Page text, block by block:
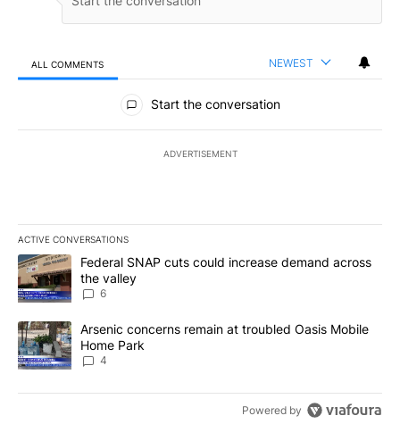
ALL COMMENTS NEWEST
All Comments
Start the conversation
ADVERTISEMENT
ACTIVE CONVERSATIONS
The following is a list of the most commented articles in the last
A trending article titled "Federal SNAP cuts could increase
Federal SNAP cuts could increase demand across
the valley
6
A trending article titled "Arsenic concerns remain at troubled
Arsenic concerns remain at troubled Oasis Mobile
Home Park
4
Powered by